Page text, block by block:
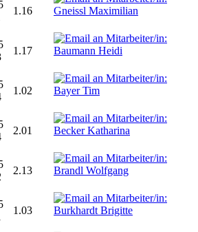
1.16
1.17
1.02
2.01
2.13
1.03